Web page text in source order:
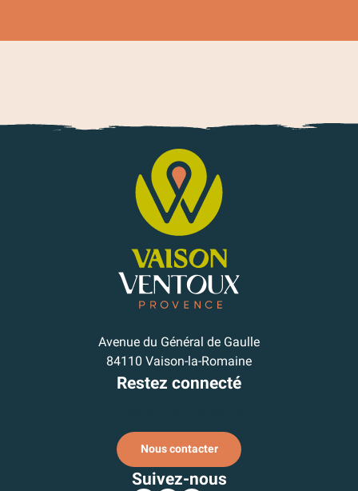
Avenue du Général de Gaulle
84110 Vaison-la-Romaine
Restez connecté
Nous contacter
Suivez-nous